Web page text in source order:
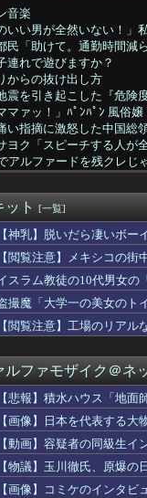
音楽
いい男が全然いない！
民「助けて。通勤時間
連れで遊びますか？
からの抜け出し方
震を引き起こした『危険
マァッ！」ﾊﾟﾝﾊﾟﾝ 風俗
い指摘に激怒した中国総
ヨク「スピーチする人
アルファードを残クレじ
ん、浴衣が似合いすぎる
爆被害者の立場で同情を
派になっていそうなこと
キッズ「Youtubeの10分
なくなり自宅療養中。一
に扱ってきたけど嫁には
、ＮＨＫ払ってない人が
、寂しさに耐えかねて猫
してる私。彼氏にキスし
僕は本を読まない。好き
ル東雲うみ、水着が食い
投下の背景こそ反省が必
「平和を願う式典なのに
カの小売でPS5コーナー
、女子高生を追い詰め
娠しちゃったぁ…あたし
い人の特徴
国が熊本被災地に水を
ット [一覧]
【神乳】脱いだら凄いボ
【閲覧注意】メキシコの
スラム教徒の10代男女の
撮魔「大学一の美女のト
【閲覧注意】工場のリア
ルファモザイク＠ネ
【悲報】積水ハウス「地
【画像】日本を代表する
【動画】容疑者の同級生
【物議】玉川徹氏、原爆の
【画像】コミケのインタビ